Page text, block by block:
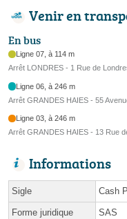
Venir en
En bus
Ligne 07, à 114 m
Arrêt LONDRES - 1 Rue de
Ligne 06, à 246 m
Arrêt GRANDES HAIES - 55
Ligne 03, à 246 m
Arrêt GRANDES HAIES - 13 Rue
Informations
Sigle Cash
Forme juridique SAS